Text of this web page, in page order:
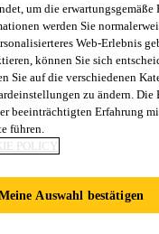
PP-Vlies für
um die
werden Sie
Web-Erlebnis
können Sie sich
Sie auf die verschiedenen
zu ändern.
beeinträchtigten Erfahrung
führen.
POLICY
Auswahl bestätigen